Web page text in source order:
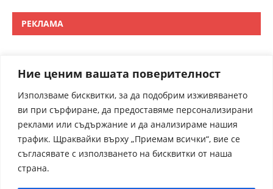
Ние ценим вашата поверителност
Използваме бисквитки, за да подобрим изживяването
ви при сърфиране, да предоставяме персонализирани
реклами или съдържание и да анализираме нашия
трафик. Щраквайки върху „Приемам всички“, вие се
съгласявате с използването на бисквитки от наша
страна.
РЕКЛАМА